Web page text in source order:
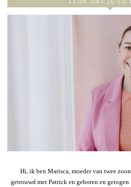
Hi, ik ben Marisca, moeder van twee
getrouwd met Patrick en geboren en